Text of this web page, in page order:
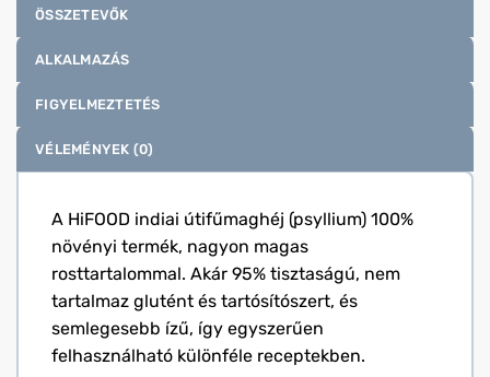
ÖSSZETEVŐK
ALKALMAZÁS
FIGYELMEZTETÉS
VÉLEMÉNYEK (0)
A HiFOOD indiai útifűmaghéj (psyllium) 100%
növényi termék, nagyon magas
rosttartalommal. Akár 95% tisztaságú, nem
tartalmaz glutént és tartósítószert, és
semlegesebb ízű, így egyszerűen
felhasználható különféle receptekben.